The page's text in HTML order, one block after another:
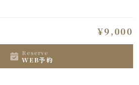
¥9,000
reserve
WEB予約